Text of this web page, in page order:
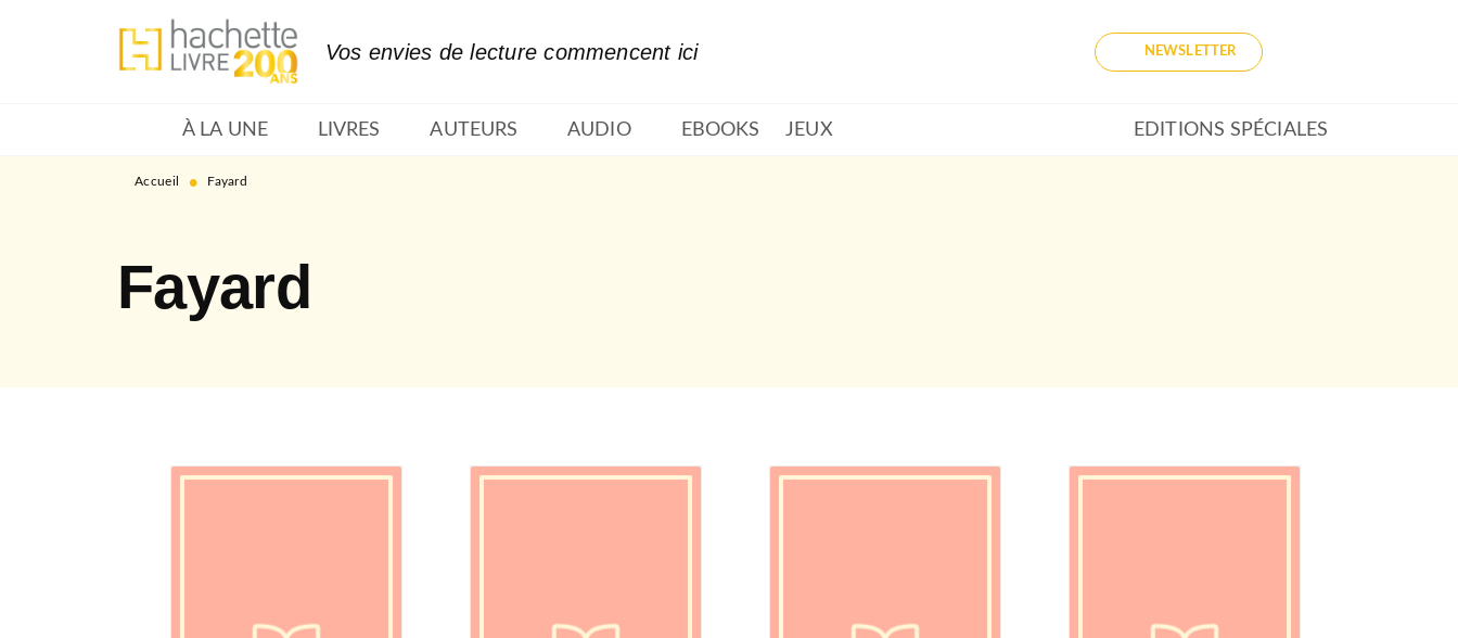
MENU RECHERCHE
Vos envies de lecture commencent ici NEWSLETTER
À LA UNE LIVRES AUTEURS AUDIO EBOOKS JEUX EDITIONS SPÉCIALES
Accueil • Fayard
Fayard